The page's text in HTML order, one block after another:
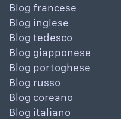
Blog francese
Blog inglese
Blog tedesco
Blog giapponese
Blog portoghese
Blog russo
Blog coreano
Blog italiano